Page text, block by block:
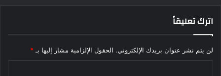
اترك تعليقاً
لن يتم نشر عنوان بريدك الإلكتروني. الحقول الإلزامية مشار إليها بـ *